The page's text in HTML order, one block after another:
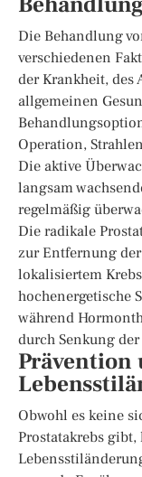
Die Behandlung
verschiedenen
der Krankheit, des
allgemeinen
Operation,
Die aktive
langsam
regelmäßig
Die radikale
zur Entfernung
lokalisiertem
hochenergetische
während
durch Senkung
Prävention
Obwohl es keine
Prostatakrebs